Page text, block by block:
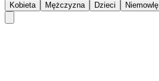
Kobieta Mężczyzna Dzieci Niemowlę